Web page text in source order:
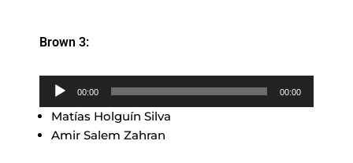
Brown 3:
Reproductor
audio
00:00 00:00
Matías Holguín Silva
Amir Salem Zahran